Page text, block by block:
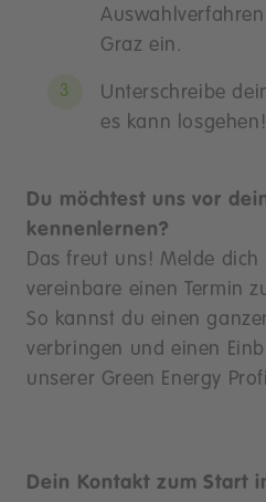
Graz ein.
Unterschreibe
es kann losgehen!
Du möchtest uns vor
kennenlernen?
Das freut uns! Melde dich
vereinbare einen Termin
So kannst du einen
verbringen und einen
unserer Green Energy
Dein Kontakt zum Start